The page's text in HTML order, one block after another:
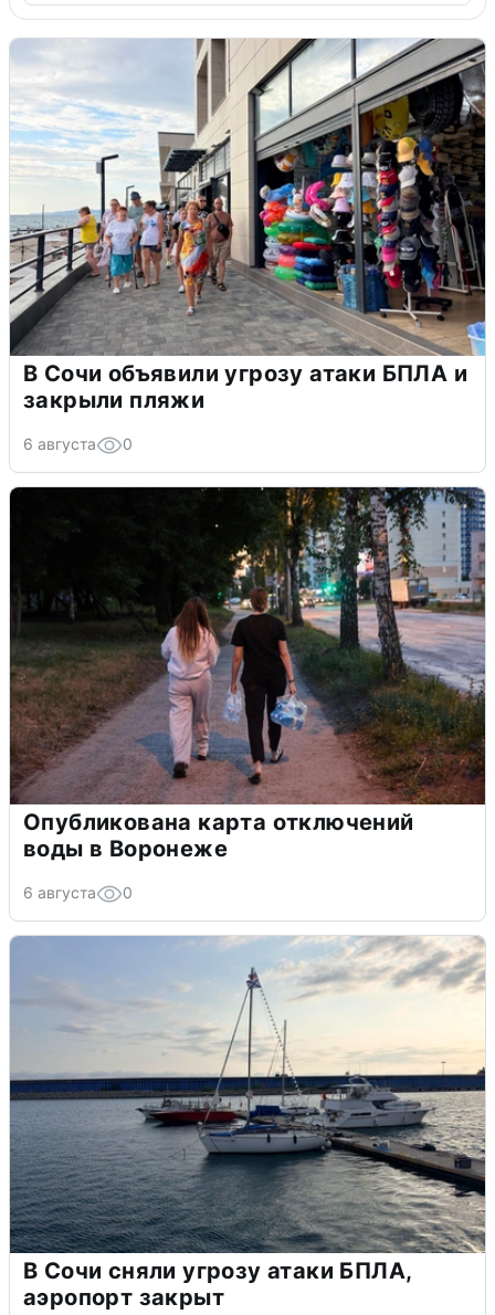
В Сочи объявили угрозу атаки БПЛА и
закрыли пляжи
6 августа 0
Опубликована карта отключений
воды в Воронеже
6 августа 0
В Сочи сняли угрозу атаки БПЛА,
аэропорт закрыт